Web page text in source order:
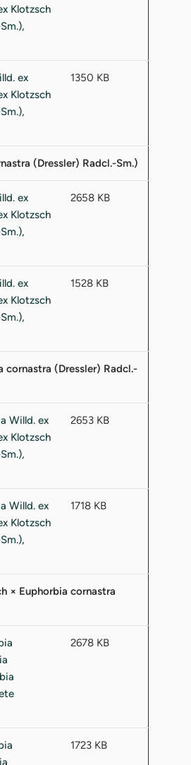
1350 KB
(Dressler) Radcl.-Sm.)
2658 KB
1528 KB
cornastra (Dressler) Radcl.-
2653 KB
1718 KB
× Euphorbia cornastra
2678 KB
1723 KB